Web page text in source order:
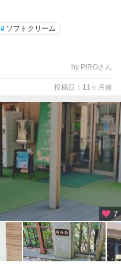
# ソフトクリーム
by PIROさん
投稿日：11ヶ月前
7